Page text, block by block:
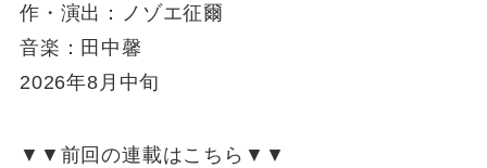
作・演出：ノゾエ征爾
音楽：田中馨
2026年8月中旬
▼▼前回の連載はこちら▼▼